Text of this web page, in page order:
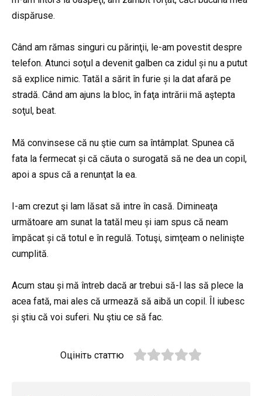
dispăruse.
Când am rămas singuri cu părinţii, le-am povestit despre
telefon. Atunci soţul a devenit galben ca zidul și nu a putut
să explice nimic. Tatăl a sărit în furie și la dat afară pe
stradă. Când am ajuns la bloc, în faţa intrării mă aştepta
soţul, beat.
Mă convinsese că nu ştie cum sa întâmplat. Spunea că
fata la fermecat și că căuta o surogată să ne dea un copil,
apoi a spus că a renunţat la ea.
I-am crezut şi lam lăsat să intre în casă. Dimineaţa
următoare am sunat la tatăl meu și iam spus că neam
împăcat și că totul e în regulă. Totuşi, simţeam o nelinişte
cumplită.
Acum stau și mă întreb dacă ar trebui să-l las să plece la
acea fată, mai ales că urmează să aibă un copil. Îl iubesc
și ştiu că voi suferi. Nu ştiu ce să fac.
Оцініть статтю